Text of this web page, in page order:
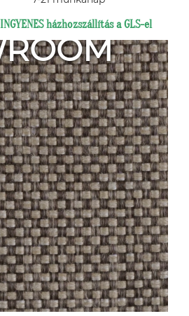
házhozszállítás a GLS-el